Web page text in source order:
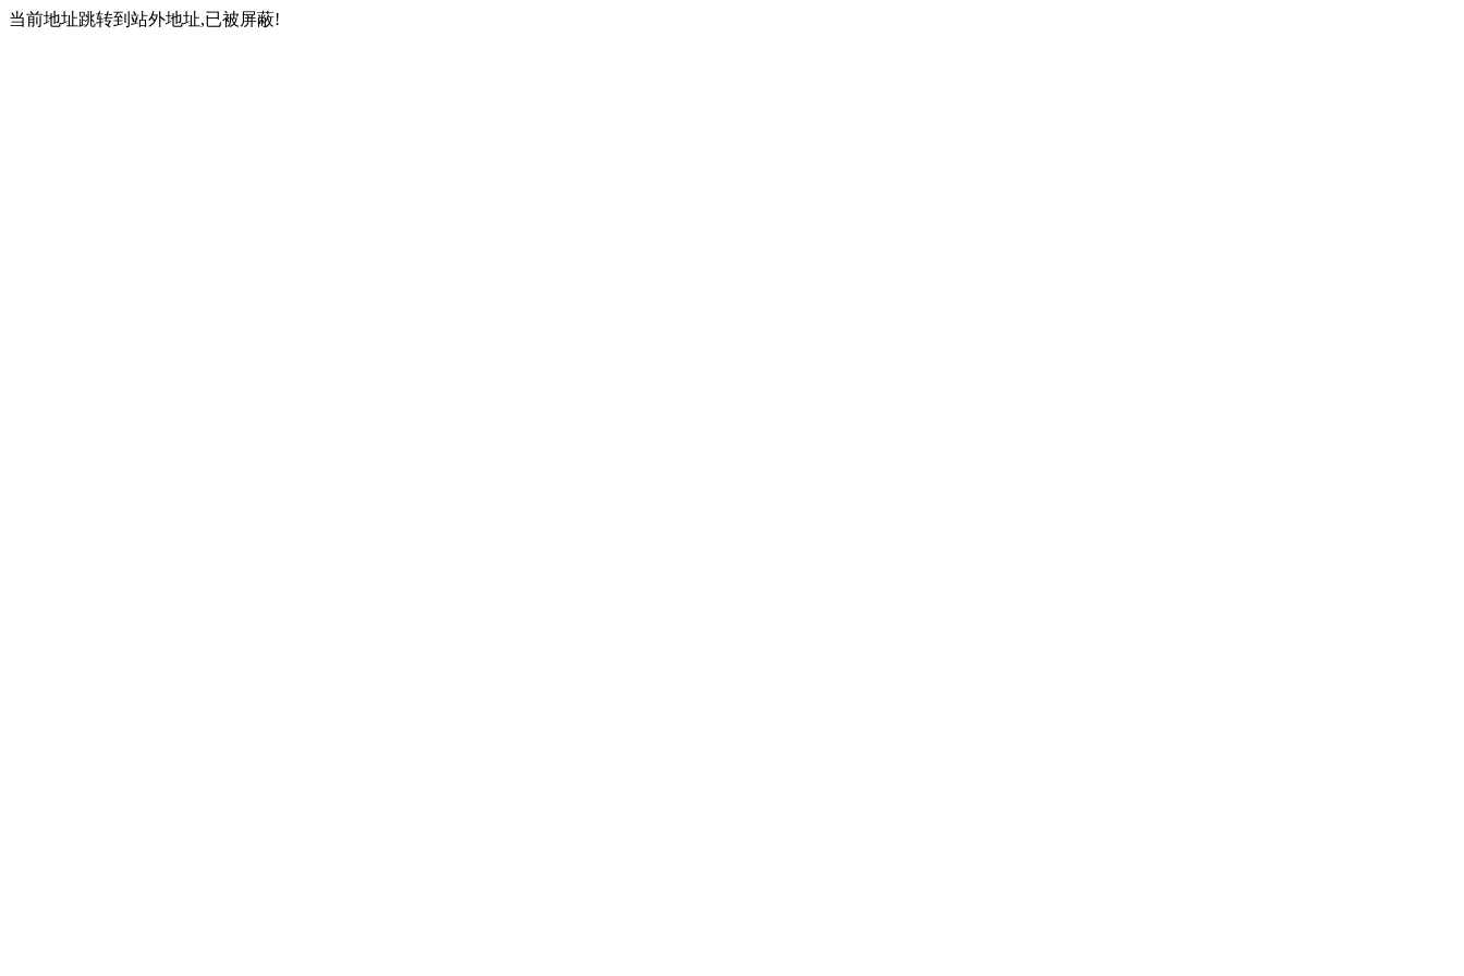
当前地址跳转到站外地址,已被屏蔽!